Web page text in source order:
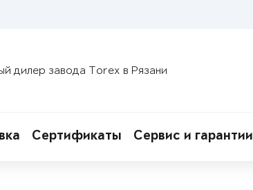
дилер завода Torex в Рязани
Сертификаты Сервис и гарантии